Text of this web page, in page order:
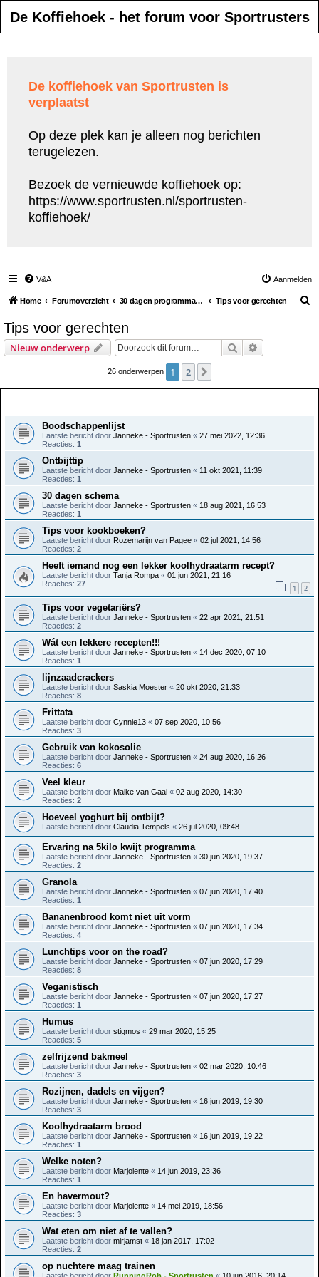
De Koffiehoek - het forum voor Sportrusters
De koffiehoek van Sportrusten is
verplaatst
Op deze plek kan je alleen nog berichten
terugelezen.
Bezoek de vernieuwde koffiehoek op:
https://www.sportrusten.nl/sportrusten-
koffiehoek/
V&A Aanmelden
Home Forumoverzicht 30 dagen programma 5 kilo kwijt Tips voor gerechten
Tips voor gerechten
Nieuw onderwerp Zoek
26 onderwerpen 1 2
Boodschappenlijst
Laatste bericht door Janneke - Sportrusten « 27 mei 2022, 12:36
Reacties: 1
Ontbijttip
Laatste bericht door Janneke - Sportrusten « 11 okt 2021, 11:39
Reacties: 1
30 dagen schema
Laatste bericht door Janneke - Sportrusten « 18 aug 2021, 16:53
Reacties: 1
Tips voor kookboeken?
Laatste bericht door Rozemarijn van Pagee « 02 jul 2021, 14:56
Reacties: 2
Heeft iemand nog een lekker koolhydraatarm recept?
Laatste bericht door Tanja Rompa « 01 jun 2021, 21:16
Reacties: 27 1 2
Tips voor vegetariërs?
Laatste bericht door Janneke - Sportrusten « 22 apr 2021, 21:51
Reacties: 2
Wát een lekkere recepten!!!
Laatste bericht door Janneke - Sportrusten « 14 dec 2020, 07:10
Reacties: 1
lijnzaadcrackers
Laatste bericht door Saskia Moester « 20 okt 2020, 21:33
Reacties: 8
Frittata
Laatste bericht door Cynnie13 « 07 sep 2020, 10:56
Reacties: 3
Gebruik van kokosolie
Laatste bericht door Janneke - Sportrusten « 24 aug 2020, 16:26
Reacties: 6
Veel kleur
Laatste bericht door Maike van Gaal « 02 aug 2020, 14:30
Reacties: 2
Hoeveel yoghurt bij ontbijt?
Laatste bericht door Claudia Tempels « 26 jul 2020, 09:48
Ervaring na 5kilo kwijt programma
Laatste bericht door Janneke - Sportrusten « 30 jun 2020, 19:37
Reacties: 2
Granola
Laatste bericht door Janneke - Sportrusten « 07 jun 2020, 17:40
Reacties: 1
Bananenbrood komt niet uit vorm
Laatste bericht door Janneke - Sportrusten « 07 jun 2020, 17:34
Reacties: 4
Lunchtips voor on the road?
Laatste bericht door Janneke - Sportrusten « 07 jun 2020, 17:29
Reacties: 8
Veganistisch
Laatste bericht door Janneke - Sportrusten « 07 jun 2020, 17:27
Reacties: 1
Humus
Laatste bericht door stigmos « 29 mar 2020, 15:25
Reacties: 5
zelfrijzend bakmeel
Laatste bericht door Janneke - Sportrusten « 02 mar 2020, 10:46
Reacties: 3
Rozijnen, dadels en vijgen?
Laatste bericht door Janneke - Sportrusten « 16 jun 2019, 19:30
Reacties: 3
Koolhydraatarm brood
Laatste bericht door Janneke - Sportrusten « 16 jun 2019, 19:22
Reacties: 1
Welke noten?
Laatste bericht door Marjolente « 14 jun 2019, 23:36
Reacties: 1
En havermout?
Laatste bericht door Marjolente « 14 mei 2019, 18:56
Reacties: 3
Wat eten om niet af te vallen?
Laatste bericht door mirjamst « 18 jan 2017, 17:02
Reacties: 2
op nuchtere maag trainen